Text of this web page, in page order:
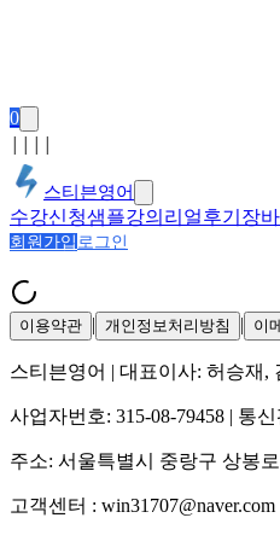
0
스티븐영어
수강신청샘플강의 리얼후기 장
회원가입 로그인
이용약관 | 개인정보처리방침 | 이
스티븐영어 | 대표이사: 허승재,
사업자번호: 315-08-79458 | 통
주소: 서울특별시 중랑구 상봉
고객센터 : win31707@naver.com